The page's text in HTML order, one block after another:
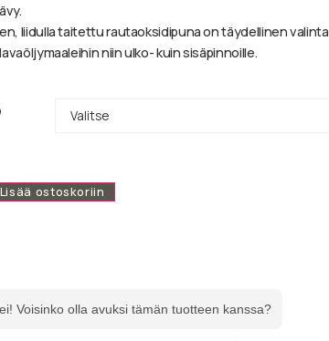
liidulla taitettu rautaoksidipuna on täydellinen valinta
niin ulko- kuin sisäpinnoille.
Lisää ostoskoriin